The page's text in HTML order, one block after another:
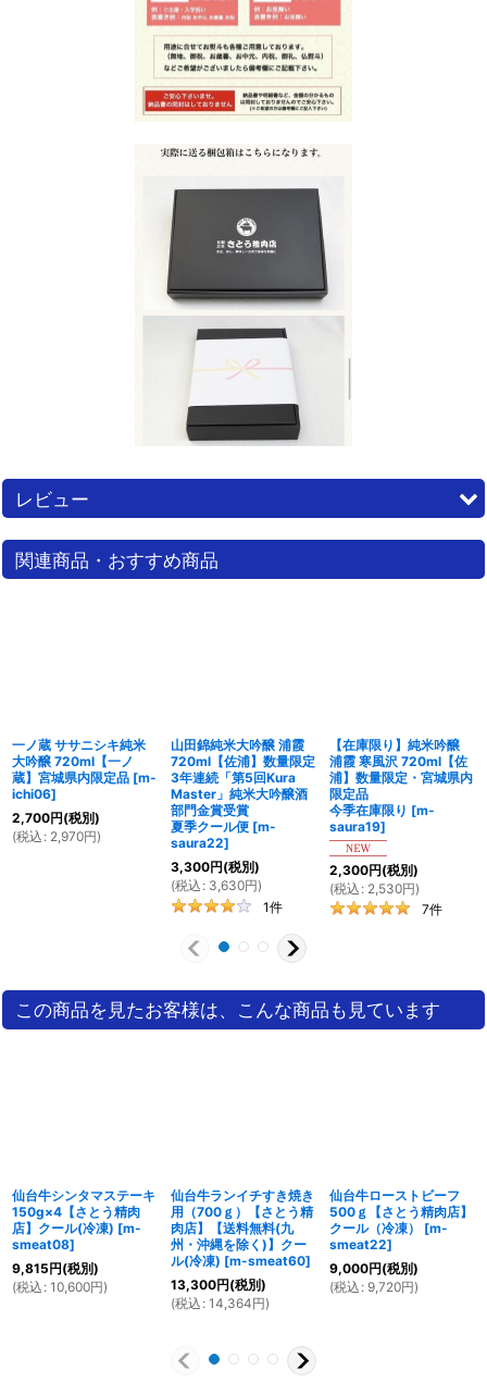
レビュー
0件のレビュー
関連商品・おすすめ商品
仙台牛ステーキ2種贅沢
食べ比べセット（350
ｇ）【さとう精肉店】ク
ール(冷凍)
smeat53]
8,334 円(税別)
仙台牛シンタマステーキ
150g×4【さとう精肉
店】クール(冷凍)[m-
smeat08]
9,815円(税別)
(税込: 10,600円)
仙台牛ローストビーフ
500ｇ【さとう精肉店】
クール（冷凍） [m-
smeat22
9,000円(税別)
(税込: 9,720
この商品を見たお客様は、こんな商品も見ています
仙台牛シンタマステーキ
150g×4【さとう精肉
店】クール(冷凍) [m-
smeat08]
9,815円(税別)
(税込 : 10,600円)
仙台牛ランイチすき焼き
用（700ｇ）【さとう精
肉店】【送料無料(九
州・沖縄を除く)】クー
ル(冷凍) [m-smeat60]
13,300円(税別)
(税込 : 14,364円)
仙台牛ローストビーフ
500ｇ【さとう精肉店】
クール（冷凍）
[m-
smeat22]
9,000円(税別)
(税込 : 9,720円)